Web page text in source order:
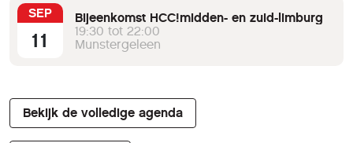
SEP
11
Bijeenkomst HCC!midden- en zuid-limburg
19:30 tot 22:00
Munstergeleen
Bekijk de volledige agenda